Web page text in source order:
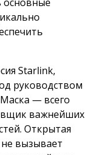
Starlink,
руководством
— всего
важнейших
Открытая
вызывает